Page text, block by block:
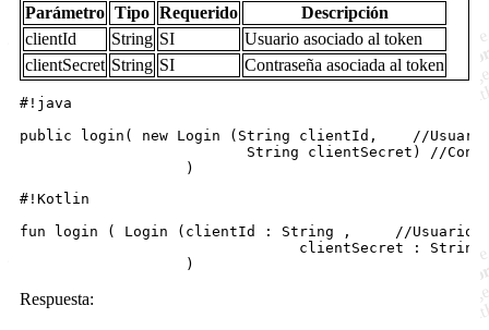
Parámetro Tipo Requerido
Descripción
clientId
String SI
Usuario asociado al token
clientSecret String SI Contraseña asociada al token
#!java
public login( new Login (String clientId,    //Usuario
String clientSecret) //
#!Kotlin
fun login ( Login (clientId : String ,     //Usuario
clientSecret :
Respuesta: